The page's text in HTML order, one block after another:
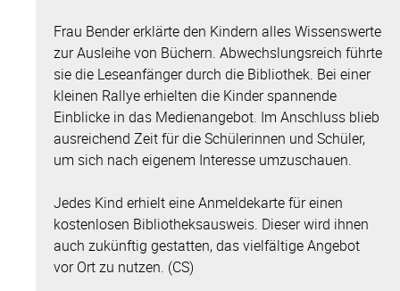
Frau Bender erklärte den Kindern alles Wissenswerte
zur Ausleihe von Büchern. Abwechslungsreich führte
sie die Leseanfänger durch die Bibliothek. Bei einer
kleinen Rallye erhielten die Kinder spannende
Einblicke in das Medienangebot. Im Anschluss blieb
ausreichend Zeit für die Schülerinnen und Schüler,
um sich nach eigenem Interesse umzuschauen.
Jedes Kind erhielt eine Anmeldekarte für einen
kostenlosen Bibliotheksausweis. Dieser wird ihnen
auch zukünftig gestatten, das vielfältige Angebot
vor Ort zu nutzen. (CS)